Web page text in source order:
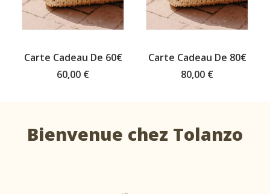
BUY GIFT CARD
Carte Cadeau De 60€
60,00 €
BUY GIFT CARD
Carte Cadeau De 80€
80,00 €
Bienvenue chez Tolanzo